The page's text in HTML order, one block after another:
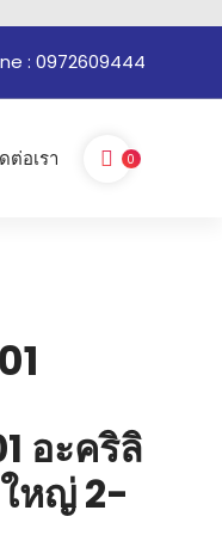
: 0972609444
ต่อเรา 0
อะคริลิ
หญ่ 2-